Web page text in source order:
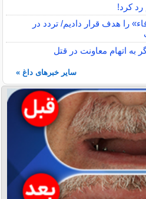
کرد!
را هدف قرار دادیم/ تردد در
به اتهام معاونت در قتل
سایر خبرهای داغ »